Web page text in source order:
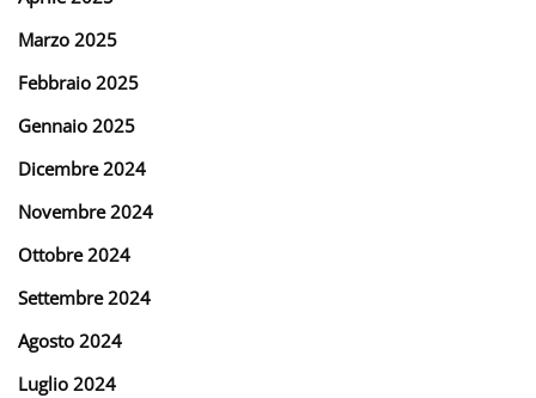
Marzo 2025
Febbraio 2025
Gennaio 2025
Dicembre 2024
Novembre 2024
Ottobre 2024
Settembre 2024
Agosto 2024
Luglio 2024